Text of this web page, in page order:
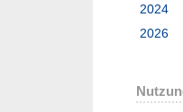
2024
2026